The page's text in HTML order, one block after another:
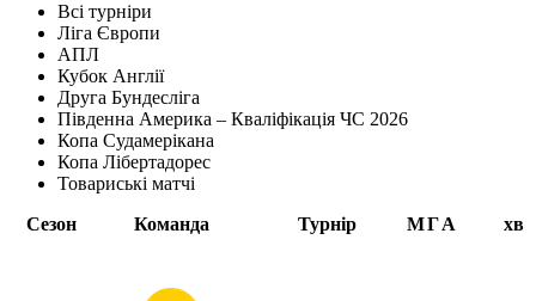
Всі турніри
Ліга Європи
АПЛ
Кубок Англії
Друга Бундесліга
Південна Америка – Кваліфікація ЧС 2026
Копа Судамерікана
Копа Лібертадорес
Товариські матчі
Сезон
Команда Турнір МГА хв